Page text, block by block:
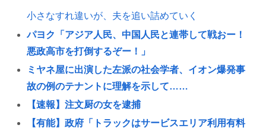
小さなすれ違いが、夫を追い詰めていく
パヨク「アジア人民、中国人民と連帯して戦おー！
悪政高市を打倒するぞー！」
ミヤネ屋に出演した左派の社会学者、イオン爆発事
故の例のテナントに理解を示して……
【速報】注文厨の女を逮捕
【有能】政府「トラックはサービスエリア利用有料